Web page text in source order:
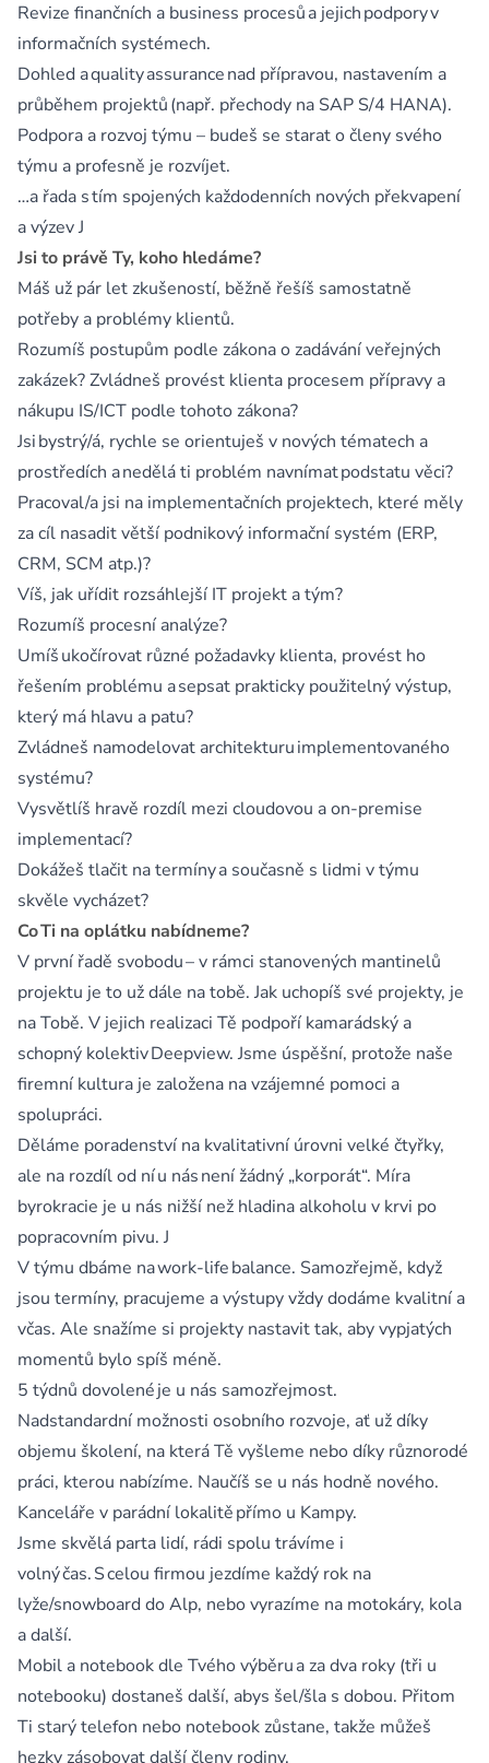
Revize finančních a business procesů a jejich podpory v
informačních systémech.
Dohled a quality assurance nad přípravou, nastavením a
průběhem projektů (např. přechody na SAP S/4 HANA).
Podpora a rozvoj týmu – budeš se starat o členy svého
týmu a profesně je rozvíjet.
…a řada s tím spojených každodenních nových překvapení
a výzev J
Jsi to právě Ty, koho hledáme?
Máš už pár let zkušeností, běžně řešíš samostatně
potřeby a problémy klientů.
Rozumíš postupům podle zákona o zadávání veřejných
zakázek? Zvládneš provést klienta procesem přípravy a
nákupu IS/ICT podle tohoto zákona?
Jsi bystrý/á, rychle se orientuješ v nových tématech a
prostředích a nedělá ti problém navnímat podstatu věci?
Pracoval/a jsi na implementačních projektech, které měly
za cíl nasadit větší podnikový informační systém (ERP,
CRM, SCM atp.)?
Víš, jak uřídit rozsáhlejší IT projekt a tým?
Rozumíš procesní analýze?
Umíš ukočírovat různé požadavky klienta, provést ho
řešením problému a sepsat prakticky použitelný výstup,
který má hlavu a patu?
Zvládneš namodelovat architekturu implementovaného
systému?
Vysvětlíš hravě rozdíl mezi cloudovou a on-premise
implementací?
Dokážeš tlačit na termíny a současně s lidmi v týmu
skvěle vycházet?
Co Ti na oplátku nabídneme?
V první řadě svobodu – v rámci stanovených mantinelů
projektu je to už dále na tobě. Jak uchopíš své projekty, je
na Tobě. V jejich realizaci Tě podpoří kamarádský a
schopný kolektiv Deepview. Jsme úspěšní, protože naše
firemní kultura je založena na vzájemné pomoci a
spolupráci.
Děláme poradenství na kvalitativní úrovni velké čtyřky,
ale na rozdíl od ní u nás není žádný „korporát“. Míra
byrokracie je u nás nižší než hladina alkoholu v krvi po
popracovním pivu. J
V týmu dbáme na work-life balance. Samozřejmě, když
jsou termíny, pracujeme a výstupy vždy dodáme kvalitní a
včas. Ale snažíme si projekty nastavit tak, aby vypjatých
momentů bylo spíš méně.
5 týdnů dovolené je u nás samozřejmost.
Nadstandardní možnosti osobního rozvoje, ať už díky
objemu školení, na která Tě vyšleme nebo díky různorodé
práci, kterou nabízíme. Naučíš se u nás hodně nového.
Kanceláře v parádní lokalitě přímo u Kampy.
Jsme skvělá parta lidí, rádi spolu trávíme i
volný čas. S celou firmou jezdíme každý rok na
lyže/snowboard do Alp, nebo vyrazíme na motokáry, kola
a další.
Mobil a notebook dle Tvého výběru a za dva roky (tři u
notebooku) dostaneš další, abys šel/šla s dobou. Přitom
Ti starý telefon nebo notebook zůstane, takže můžeš
hezky zásobovat další členy rodiny.